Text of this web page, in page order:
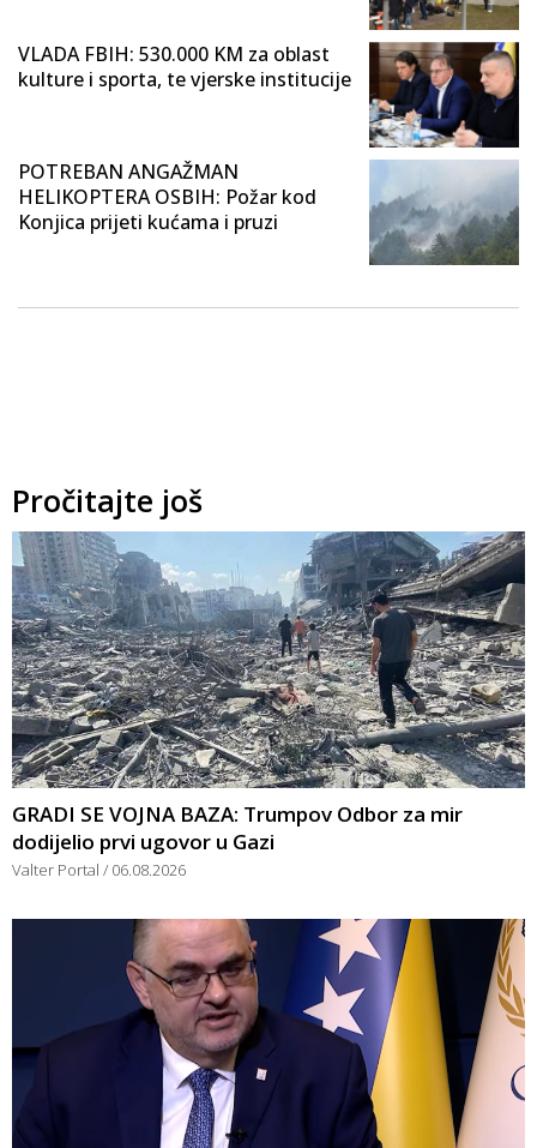
VLADA FBIH: 530.000 KM za oblast
kulture i sporta, te vjerske institucije
POTREBAN ANGAŽMAN
HELIKOPTERA OSBIH: Požar kod
Konjica prijeti kućama i pruzi
Pročitajte još
GRADI SE VOJNA BAZA: Trumpov Odbor za mir
dodijelio prvi ugovor u Gazi
Valter Portal 06.08.2026